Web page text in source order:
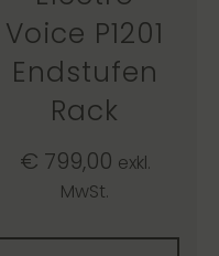
Voice P1201
Endstufen
Rack
€ 799,00 exkl.
MwSt.